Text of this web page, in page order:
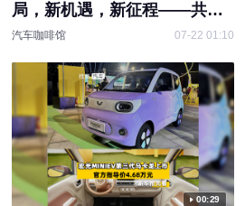
局，新机遇，新征程——共绘
汽车产业高质量发展新蓝图直
播回放
汽车咖啡馆 07-22 01:10
00:29